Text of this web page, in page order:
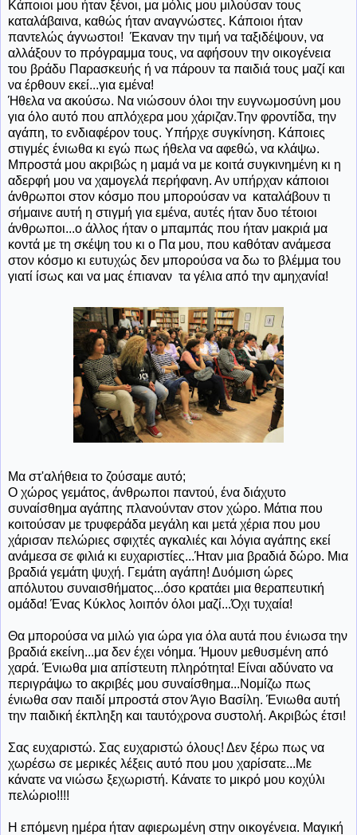
Κάποιοι μου ήταν ξένοι, μα μόλις μου μιλούσαν τους
καταλάβαινα, καθώς ήταν αναγνώστες. Κάποιοι ήταν
παντελώς άγνωστοι! Έκαναν την τιμή να ταξιδέψουν, να
αλλάξουν το πρόγραμμα τους, να αφήσουν την οικογένεια
του βράδυ Παρασκευής ή να πάρουν τα παιδιά τους μαζί και
να έρθουν εκεί...για εμένα!
Ήθελα να ακούσω. Να νιώσουν όλοι την ευγνωμοσύνη μου
για όλο αυτό που απλόχερα μου χάριζαν.Την φροντίδα, την
αγάπη, το ενδιαφέρον τους. Υπήρχε συγκίνηση. Κάποιες
στιγμές ένιωθα κι εγώ πως ήθελα να αφεθώ, να κλάψω.
Μπροστά μου ακριβώς η μαμά να με κοιτά συγκινημένη κι η
αδερφή μου να χαμογελά περήφανη. Αν υπήρχαν κάποιοι
άνθρωποι στον κόσμο που μπορούσαν να καταλάβουν τι
σήμαινε αυτή η στιγμή για εμένα, αυτές ήταν δυο τέτοιοι
άνθρωποι...ο άλλος ήταν ο μπαμπάς που ήταν μακριά μα
κοντά με τη σκέψη του κι ο Πα μου, που καθόταν ανάμεσα
στον κόσμο κι ευτυχώς δεν μπορούσα να δω το βλέμμα του
γιατί ίσως και να μας έπιαναν τα γέλια από την αμηχανία!
Μα στ'αλήθεια το ζούσαμε αυτό;
Ο χώρος γεμάτος, άνθρωποι παντού, ένα διάχυτο
συναίσθημα αγάπης πλανούνταν στον χώρο. Μάτια που
κοιτούσαν με τρυφεράδα μεγάλη και μετά χέρια που μου
χάρισαν πελώριες σφιχτές αγκαλιές και λόγια αγάπης εκεί
ανάμεσα σε φιλιά κι ευχαριστίες...Ήταν μια βραδιά δώρο. Μια
βραδιά γεμάτη ψυχή. Γεμάτη αγάπη! Δυόμιση ώρες
απόλυτου συναισθήματος...όσο κρατάει μια θεραπευτική
ομάδα! Ένας Κύκλος λοιπόν όλοι μαζί...Όχι τυχαία!
Θα μπορούσα να μιλώ για ώρα για όλα αυτά που ένιωσα την
βραδιά εκείνη...μα δεν έχει νόημα. Ήμουν μεθυσμένη από
χαρά. Ένιωθα μια απίστευτη πληρότητα! Είναι αδύνατο να
περιγράψω το ακριβές μου συναίσθημα...Νομίζω πως
ένιωθα σαν παιδί μπροστά στον Άγιο Βασίλη. Ένιωθα αυτή
την παιδική έκπληξη και ταυτόχρονα συστολή. Ακριβώς έτσι!
Σας ευχαριστώ. Σας ευχαριστώ όλους! Δεν ξέρω πως να
χωρέσω σε μερικές λέξεις αυτό που μου χαρίσατε...Με
κάνατε να νιώσω ξεχωριστή. Κάνατε το μικρό μου κοχύλι
πελώριο!!!!
Η επόμενη ημέρα ήταν αφιερωμένη στην οικογένεια. Μαγική